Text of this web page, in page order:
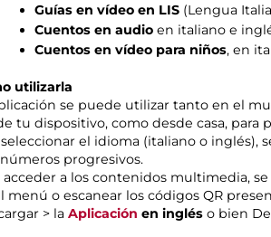
Guías en vídeo en LIS(Lengua
Cuentos en audioen italiano e
Cuentos en vídeo para niños, en
utilizarla
se puede utilizar tanto en el
tu dispositivo, como desde casa, para
seleccionar el idioma (italiano o inglés),
progresivos.
acceder a los contenidos multimedia,
menú o escanear los códigos QR
> la Aplicación en inglés o bien